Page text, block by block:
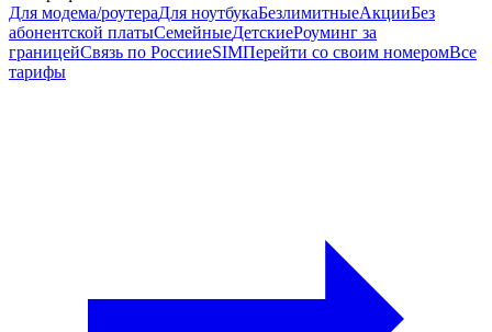
Для модема/роутераДля ноутбукаБезлимитныеАкцииБез
абонентской платыСемейныеДетскиеРоуминг за
границейСвязь по РоссииeSIMПерейти со своим номеромВсе
тарифы